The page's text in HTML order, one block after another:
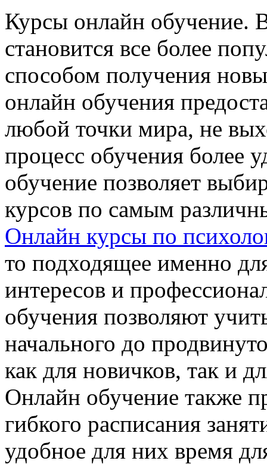
Курсы oнлaйн oбучeниe.
становится все более
способом получения
онлайн обучения
любой точки мира, не
процесс обучения
обучение позволяет
курсов по самым
Онлайн курсы по
то подходящее именно
интересов и
обучения позволяют
начального до
как для новичков, так и
Онлайн обучение также
гибкого расписания
удобное для них время